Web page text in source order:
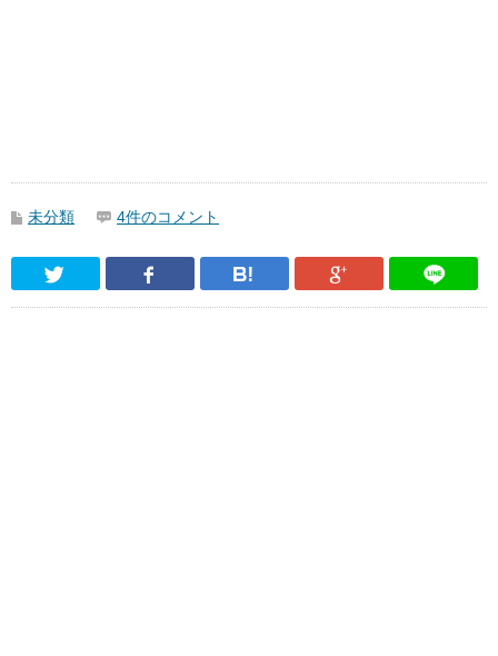
未分類 4件のコメント
Twitter Facebook はてなブックマーク
Google